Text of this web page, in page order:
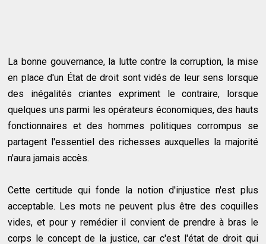
La bonne gouvernance, la lutte contre la corruption, la mise
en place d'un État de droit sont vidés de leur sens lorsque
des inégalités criantes expriment le contraire, lorsque
quelques uns parmi les opérateurs économiques, des hauts
fonctionnaires et des hommes politiques corrompus se
partagent l'essentiel des richesses auxquelles la majorité
n'aura jamais accès.
Cette certitude qui fonde la notion d'injustice n'est plus
acceptable. Les mots ne peuvent plus être des coquilles
vides, et pour y remédier il convient de prendre à bras le
corps le concept de la justice, car c'est l'état de droit qui